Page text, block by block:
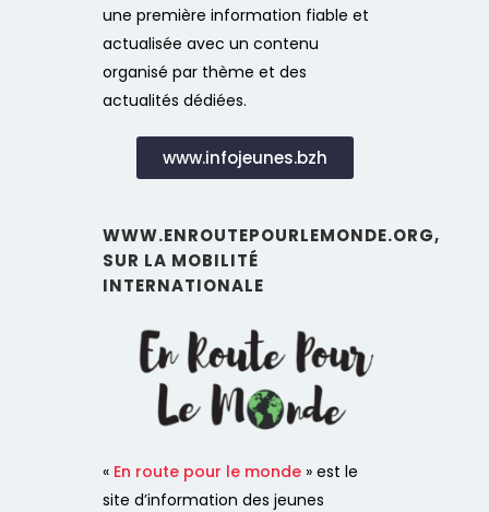
une première information fiable et
actualisée avec un contenu
organisé par thème et des
actualités dédiées.
www.infojeunes.bzh
WWW.ENROUTEPOURLEMONDE.ORG,
SUR LA MOBILITÉ
INTERNATIONALE
« En route pour le monde » est le
site d’information des jeunes